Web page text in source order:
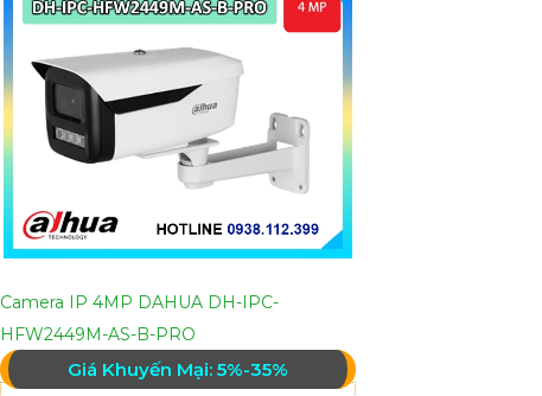
Camera IP 4MP DAHUA DH-IPC-
HFW2449M-AS-B-PRO
Giá Khuyến Mại: 5%-35%